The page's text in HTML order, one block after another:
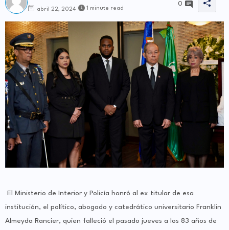
abril 22, 2024 1 minute read
0
El Ministerio de Interior y Policía honró al ex titular de esa
institución, el político, abogado y catedrático universitario Franklin
Almeyda Rancier, quien falleció el pasado jueves a los 83 años de